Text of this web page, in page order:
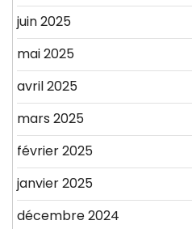
juin 2025
mai 2025
avril 2025
mars 2025
février 2025
janvier 2025
décembre 2024